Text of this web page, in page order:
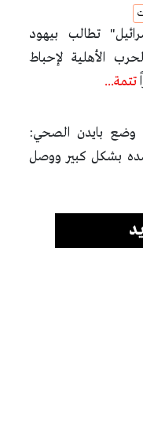
تطالب بيهود
الأهلية لإحباط
تتمة...
بايدن الصحي:
بشكل كبير ووصل